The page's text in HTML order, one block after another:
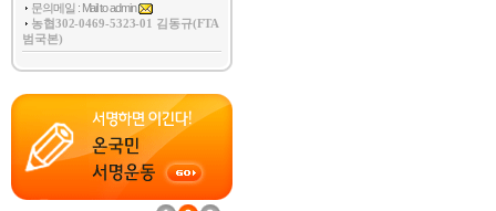
문의메일 : Mail to admin
농협302-0469-5323-01 김동규(FTA
범국본)